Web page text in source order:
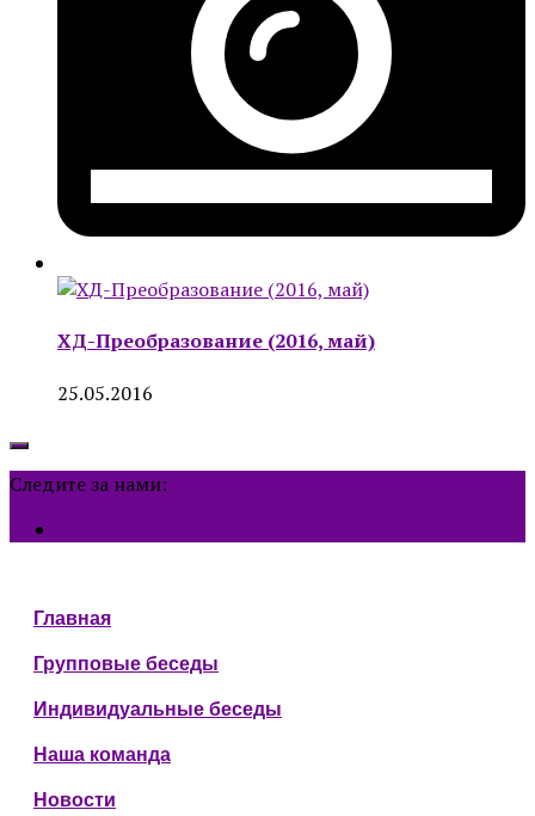
ХД-Преобразование (2016, май)
25.05.2016
Следите за нами:
Главная
Групповые беседы
Индивидуальные беседы
Наша команда
Новости